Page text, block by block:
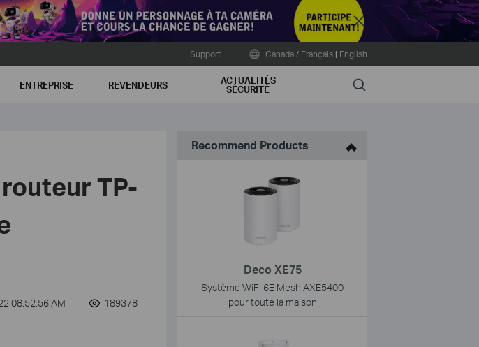
Close
Support Canada / Français | English
ENTREPRISE REVENDEURS ACTUALITÉS
SÉCURITÉ Search
TP-
08:52:56 AM 189378
Recommend Products
Deco XE75
Système WiFi 6E Mesh AXE5400
pour toute la maison